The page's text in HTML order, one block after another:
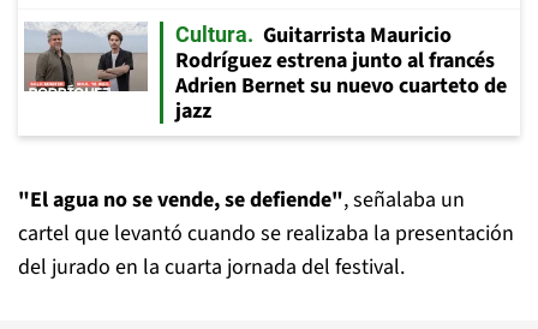
Cultura
Guitarrista Mauricio
Rodríguez estrena junto al francés
Adrien Bernet su nuevo cuarteto de
jazz
"El agua no se vende, se defiende", señalaba un
cartel que levantó cuando se realizaba la presentación
del jurado en la cuarta jornada del festival.